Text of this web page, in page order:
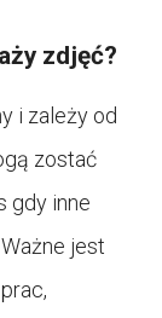
zdjęć?
i zależy od
zostać
gdy inne
jest